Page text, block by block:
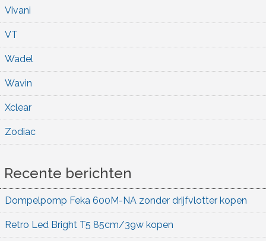
Vivani
VT
Wadel
Wavin
Xclear
Zodiac
Recente berichten
Dompelpomp Feka 600M-NA zonder drijfvlotter kopen
Retro Led Bright T5 85cm/39w kopen